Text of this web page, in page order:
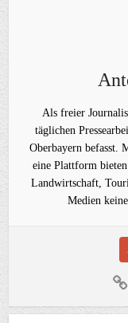
Als freier
täglichen
Oberbayern befasst.
eine Plattform
Landwirtschaft,
Medien